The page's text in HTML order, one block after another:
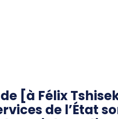
[à Félix
de l’État